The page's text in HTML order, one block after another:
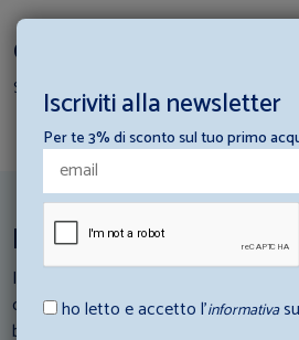
Completa il Set Coordinato
Scopri i prodotti per creare il tuo set
Ispirazioni per la tua
I nostri esperti di Hotellerie scendono
consigli e scopri come abbinare al
biancheria con la tua struttura ricettiva.
Iscriviti alla newsletter
Per te 3% di sconto sul tuo primo
ho letto e accetto l’informativa